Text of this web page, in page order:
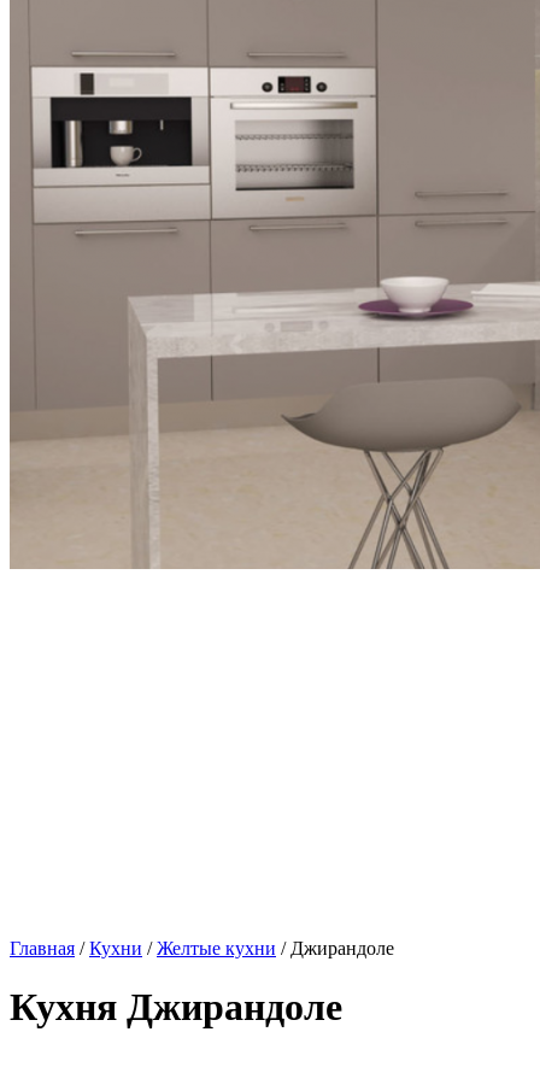
Главная /Кухни /Желтые кухни / Джирандоле
Кухня Джирандоле